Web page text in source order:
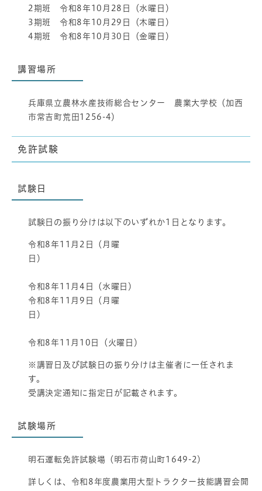
2期班 令和8年10月28日（水曜日）
3期班 令和8年10月29日（木曜日）
4期班 令和8年10月30日（金曜日）
講習場所
兵庫県立農林水産技術総合センター 農業大学校（加西
市常吉町荒田1256-4）
免許試験
試験日
試験日の振り分けは以下のいずれか1日となります。
令和8年11月2日（月曜
日）
令和8年11月4日（水曜日）
令和8年11月9日（月曜
日）
令和8年11月10日（火曜日）
※講習日及び試験日の振り分けは主催者に一任されま
す。
受講決定通知に指定日が記載されます。
試験場所
明石運転免許試験場（明石市荷山町1649-2）
詳しくは、令和8年度農業用大型トラクター技能講習会開